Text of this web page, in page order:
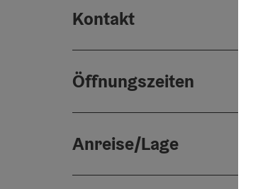
Kontakt
Öffnungszeiten
Anreise/Lage